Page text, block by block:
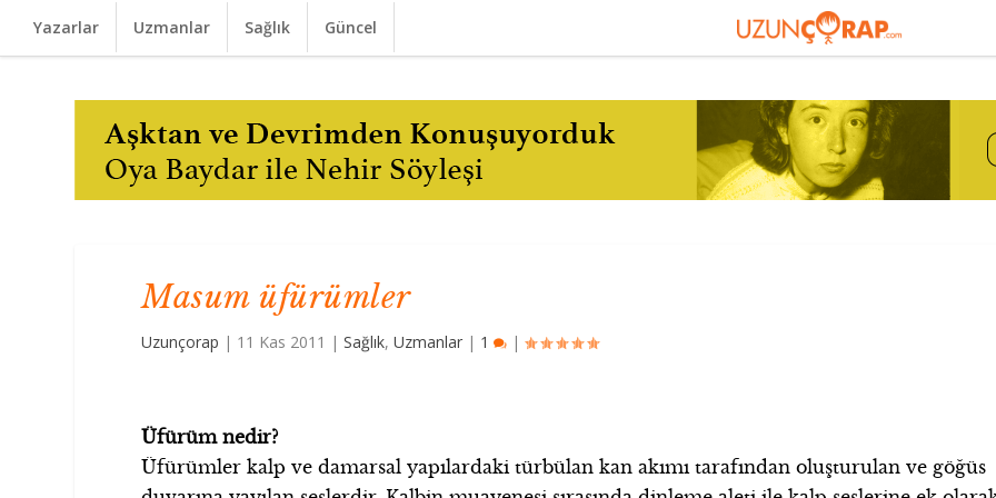
Yazarlar Uzmanlar Sağlık Güncel
Masum üfürümler
Uzunçorap | 11 Kas 2011 |Sağlık,Uzmanlar | 1 |
Üfürüm nedir?
Üfürümler kalp ve damarsal yapılardaki türbülan kan akımı tarafından oluşturulan ve göğüs